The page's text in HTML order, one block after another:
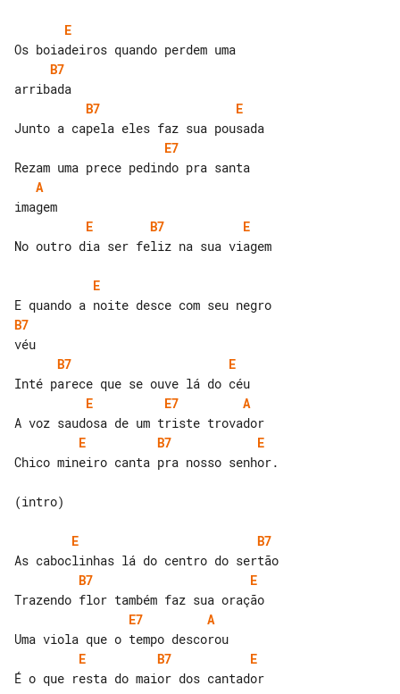
E
B7
B7
E
E7
A
E
B7
E
No outro dia ser feliz na sua viagem
E
B7
B7
E
E
E7
A
E
B7
E
Chico mineiro canta pra nosso senhor.
(intro)
E
B7
B7
E
E7
A
E
B7
E
É o que resta do maior dos cantador